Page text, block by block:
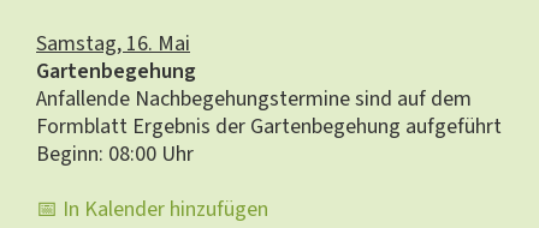
Samstag, 16. Mai
Gartenbegehung
Anfallende Nachbegehungstermine sind auf dem
Formblatt Ergebnis der Gartenbegehung aufgeführt
Beginn: 08:00 Uhr
📅 In Kalender hinzufügen